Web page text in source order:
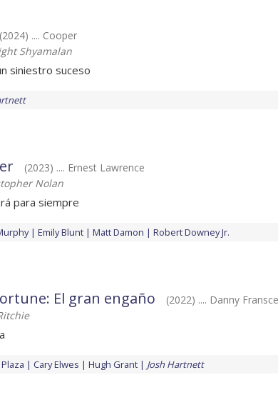
(2024) .... Cooper
Shyamalan
siniestro suceso
(2023) .... Ernest Lawrence
Nolan
para siempre
Emily Blunt Matt Damon Robert Downey Jr.
El gran engaño
(2022) .... Danny
Cary Elwes Hugh Grant Josh Hartnett